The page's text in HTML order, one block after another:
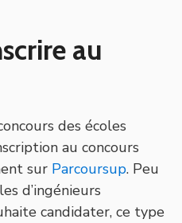
au
des écoles
au concours
sur Parcoursup. Peu
d’ingénieurs
candidater, ce type